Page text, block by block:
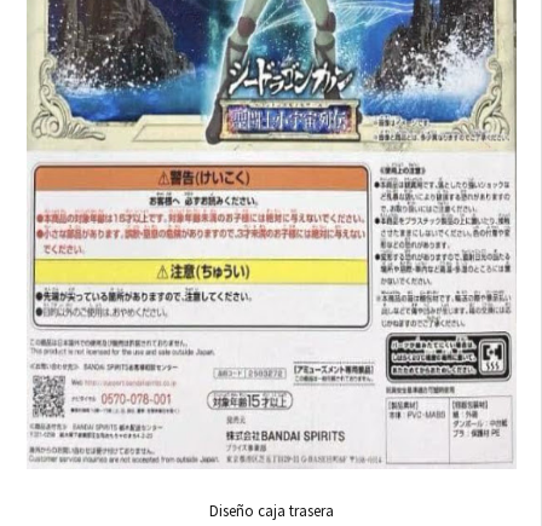
Diseño caja trasera